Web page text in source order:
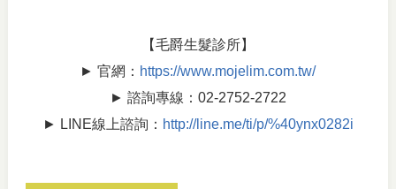
【毛爵生髮診所】
► 官網： https://www.mojelim.com.tw/
► 諮詢專線：02-2752-2722
► LINE線上諮詢： http://line.me/ti/p/%40ynx0282i